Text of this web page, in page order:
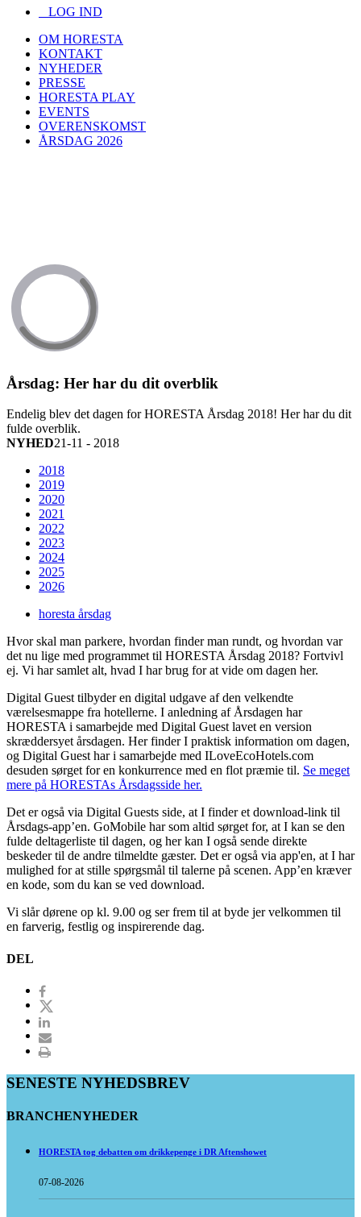
LOG IND
OM HORESTA
KONTAKT
NYHEDER
PRESSE
HORESTA PLAY
EVENTS
OVERENSKOMST
ÅRSDAG 2026
Årsdag: Her har du dit overblik
Endelig blev det dagen for HORESTA Årsdag 2018! Her har du dit
fulde overblik.
NYHED21-11 - 2018
2018
2019
2020
2021
2022
2023
2024
2025
2026
horesta årsdag
Hvor skal man parkere, hvordan finder man rundt, og hvordan var
det nu lige med programmet til HORESTA Årsdag 2018? Fortvivl
ej. Vi har samlet alt, hvad I har brug for at vide om dagen her.
Digital Guest tilbyder en digital udgave af den velkendte
værelsesmappe fra hotellerne. I anledning af Årsdagen har
HORESTA i samarbejde med Digital Guest lavet en version
skræddersyet årsdagen. Her finder I praktisk information om dagen,
og Digital Guest har i samarbejde med ILoveEcoHotels.com
desuden sørget for en konkurrence med en flot præmie til. Se meget
mere på HORESTAs Årsdagsside her.
Det er også via Digital Guests side, at I finder et download-link til
Årsdags-app’en. GoMobile har som altid sørget for, at I kan se den
fulde deltagerliste til dagen, og her kan I også sende direkte
beskeder til de andre tilmeldte gæster. Det er også via app'en, at I har
mulighed for at stille spørgsmål til talerne på scenen. App’en kræver
en kode, som du kan se ved download.
Vi slår dørene op kl. 9.00 og ser frem til at byde jer velkommen til
en farverig, festlig og inspirerende dag.
DEL
SENESTE NYHEDSBREV
BRANCHENYHEDER
HORESTA tog debatten om drikkepenge i DR Aftenshowet
07-08-2026